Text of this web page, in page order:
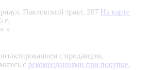
Павловский тракт, 287 На карте
г.
с продавцом,
с рекомендациями при покупке.